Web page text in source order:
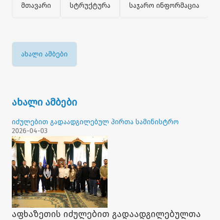
მთავარი სტრუქტურა საჯარო ინფორმაცია
ახალი ამბები
ახალი ამბები
იძულებით გადაადგილებულ პირთა სამინისტრო
2026-04-03
აფხაზეთის იძულებით გადაადგილებულთა